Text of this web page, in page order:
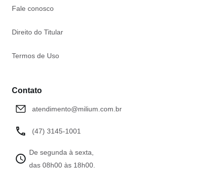
Fale conosco
Direito do Titular
Termos de Uso
Contato
atendimento@milium.com.br
(47) 3145-1001
De segunda à sexta,
das 08h00 às 18h00.